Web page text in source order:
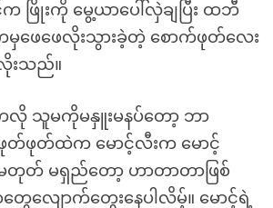
ဖြိုးကို မွေ့ယာပေါ်လှဲချပြီး ထဘီ
မှဖေဖေလိုးသွားခဲ့တဲ့ စောက်ဖုတ်လေး
းသည်။
ကလို သူမကိုမနှူးမနပ်တော့ ဘာ
တ်ဖုတ်ထဲက မောင့်လီးက မောင့်
တုတ် မရှည်တော့ ဟာတာတာဖြစ်
လျောက်တွေးနေပါလိမ့်။ မောင့်ရဲ့